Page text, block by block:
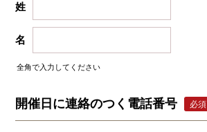
姓
名
全角で入力してください
開催日に連絡のつく電話番号 必須